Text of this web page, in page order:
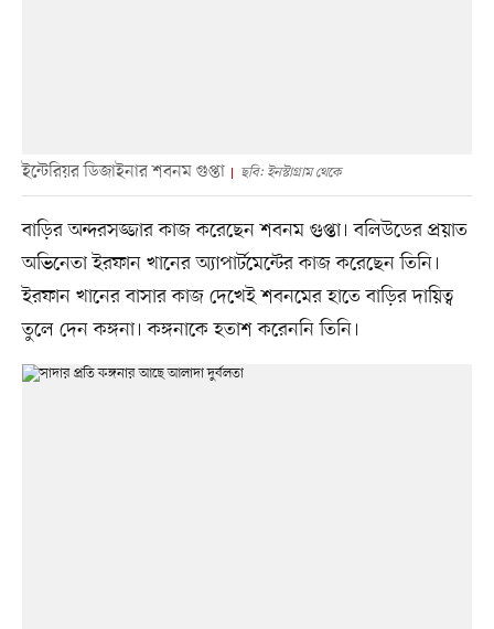
ইন্টেরিয়র ডিজাইনার শবনম গুপ্তা ছবি: ইনস্টাগ্রাম থেকে
বাড়ির অন্দরসজ্জার কাজ করেছেন শবনম গুপ্তা। বলিউডের প্রয়াত
অভিনেতা ইরফান খানের অ্যাপার্টমেন্টের কাজ করেছেন তিনি।
ইরফান খানের বাসার কাজ দেখেই শবনমের হাতে বাড়ির দায়িত্ব
তুলে দেন কঙ্গনা। কঙ্গনাকে হতাশ করেননি তিনি।